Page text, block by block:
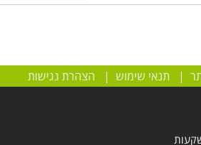
| תנאי שימוש | הצהרת נגישות